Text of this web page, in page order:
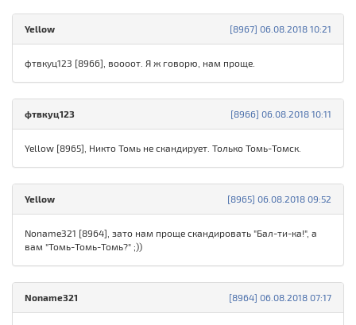
[8967] 06.08.2018 10:21
Yellow
фтвкуц123 [8966], воооот. Я ж говорю, нам проще.
[8966] 06.08.2018 10:11
фтвкуц123
Yellow [8965], Никто Томь не скандирует. Только Томь-Томск.
[8965] 06.08.2018 09:52
Yellow
Noname321 [8964], зато нам проще скандировать "Бал-ти-ка!", а
вам "Томь-Томь-Томь?" ;))
[8964] 06.08.2018 07:17
Noname321